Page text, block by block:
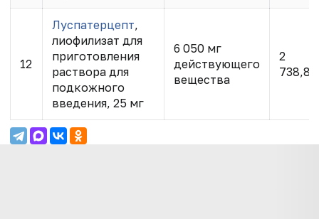
12
Луспатерцепт,
лиофилизат для
приготовления
раствора для
подкожного
введения, 25 мг
6 050 мг
действующего
вещества
2
738,89